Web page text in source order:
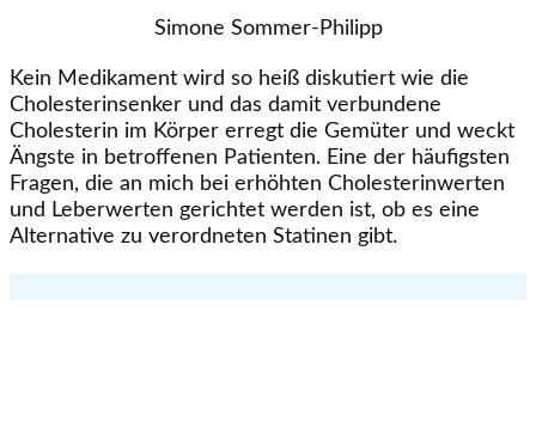
Simone Sommer-Philipp
Kein Medikament wird so heiß diskutiert wie die
Cholesterinsenker und das damit verbundene
Cholesterin im Körper erregt die Gemüter und weckt
Ängste in betroffenen Patienten. Eine der häufigsten
Fragen, die an mich bei erhöhten Cholesterinwerten
und Leberwerten gerichtet werden ist, ob es eine
Alternative zu verordneten Statinen gibt.